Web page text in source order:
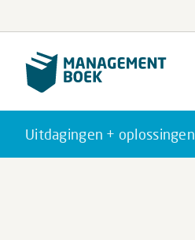
Uitdagingen + oplossingen